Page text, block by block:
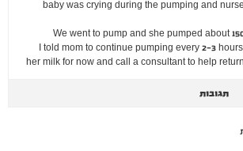
baby was crying during the pumping and
We went to pump and she pumped about
I told mom to continue pumping every 2-3
her milk for now and call a consultant to help
תגובות